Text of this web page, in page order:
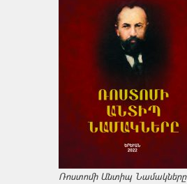
Ռոստոմի Անտիպ Նամակները